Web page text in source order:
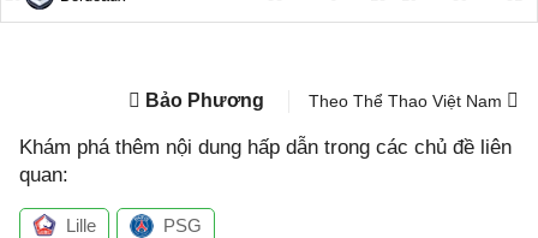
Bảo Phương Theo Thể Thao Việt Nam
Khám phá thêm nội dung hấp dẫn trong các chủ đề liên
quan:
Lille PSG